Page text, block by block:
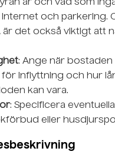
är och vad som
internet och parkering.
är det också viktigt att
: Ange när bostaden
för inflyttning och hur
kan vara.
: Specificera
eller